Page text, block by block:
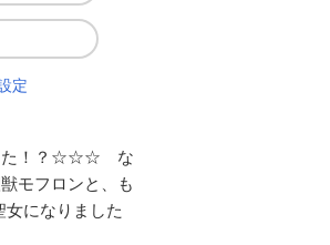
定
った！？☆☆☆ な
モフロンと、も
になりました